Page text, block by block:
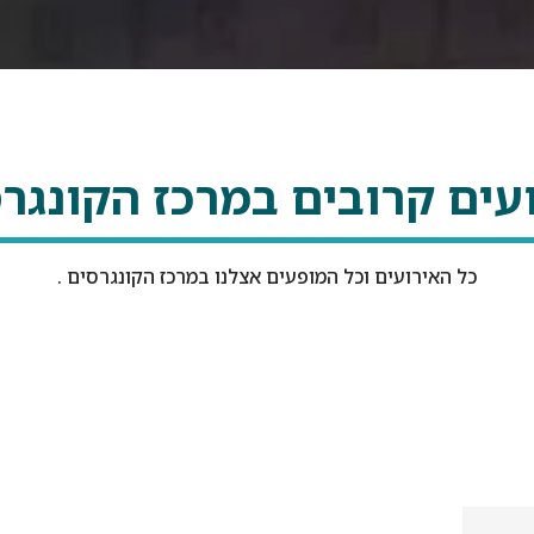
קרובים במרכז
כל האירועים וכל המופעים אצלנו במרכז הקונגרסים .